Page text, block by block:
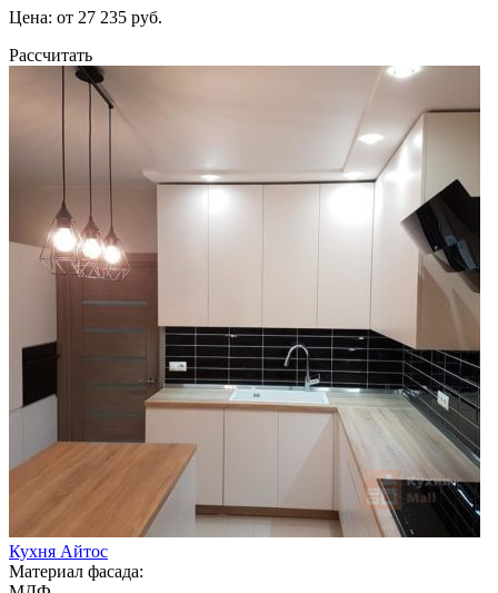
Цена: от 27 235 руб.
Рассчитать
Кухня Айтос
Материал фасада: